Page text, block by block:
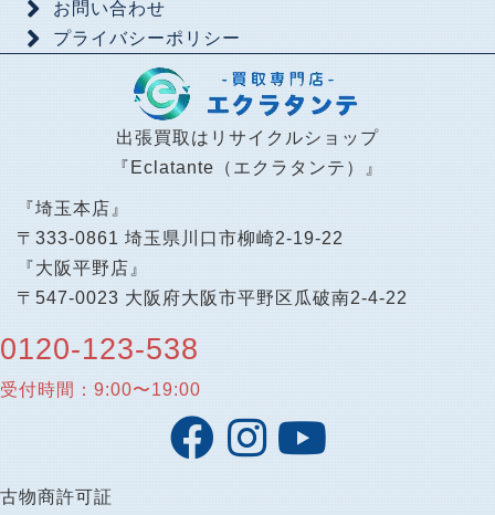
お問い合わせ
プライバシーポリシー
出張買取はリサイクルショップ
『Eclatante（エクラタンテ）』
『埼玉本店』
〒333-0861 埼玉県川口市柳崎2-19-22
『大阪平野店』
〒547-0023 大阪府大阪市平野区瓜破南2-4-22
0120-123-538
受付時間：9:00〜19:00
古物商許可証